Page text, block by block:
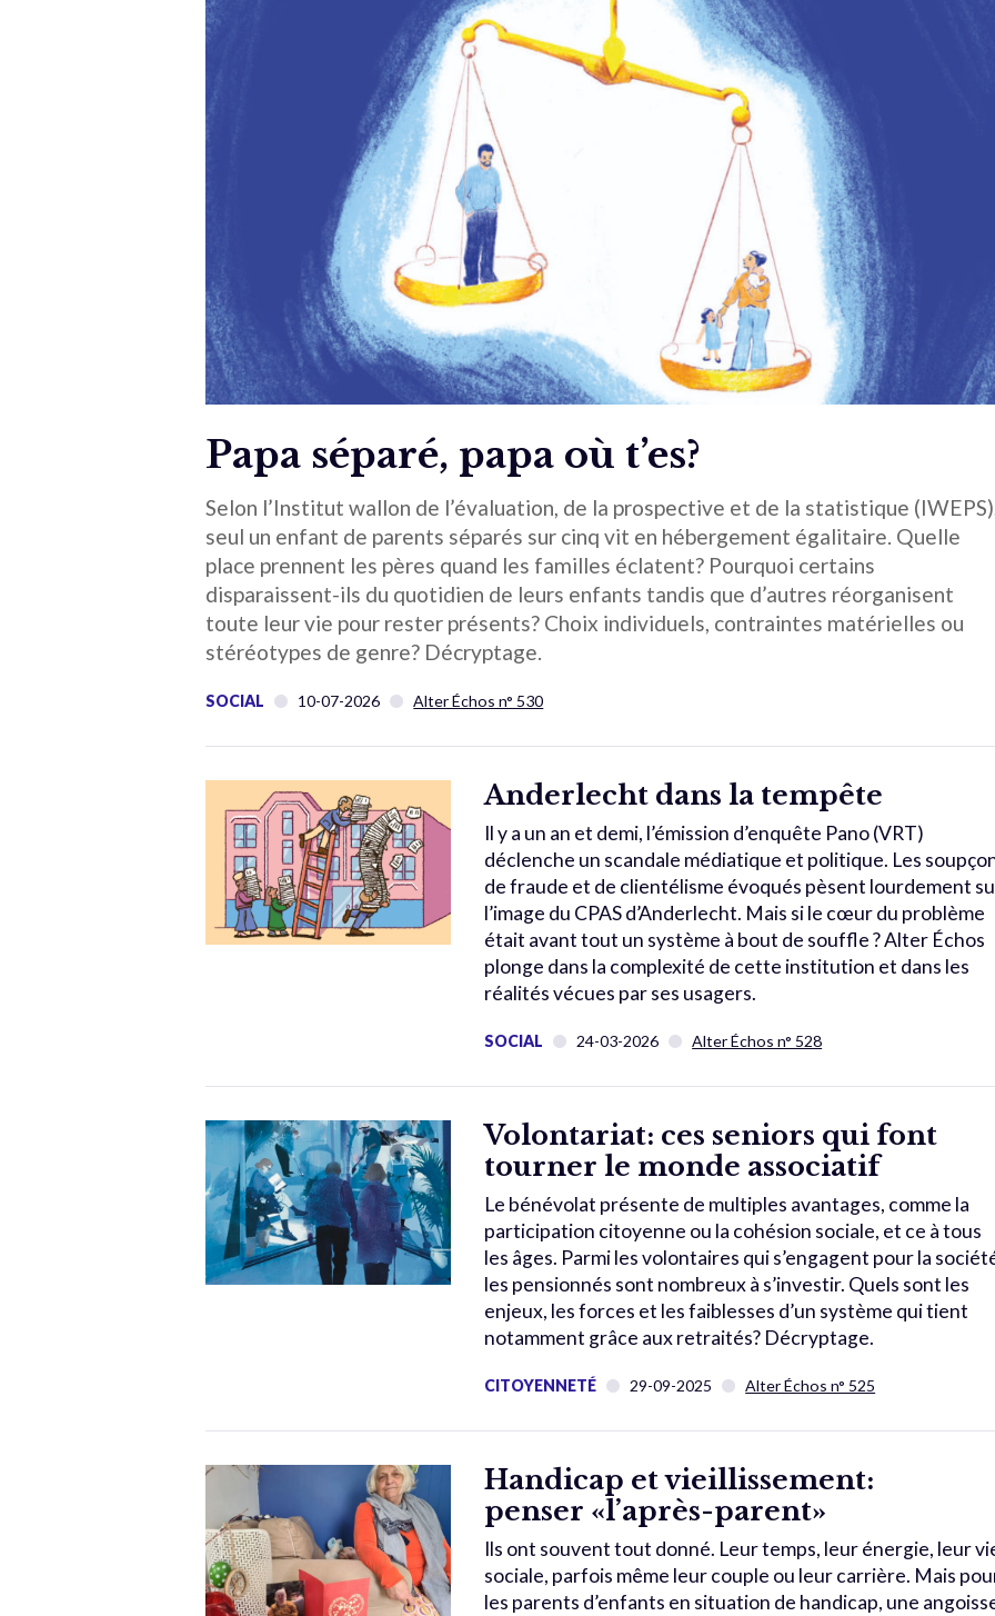
Papa séparé, papa où t’es?
Selon l’Institut wallon de l’évaluation, de la prospective et de la statistique
seul un enfant de parents séparés sur cinq vit en hébergement égalitaire. Quelle
place prennent les pères quand les familles éclatent? Pourquoi certains
disparaissent-ils du quotidien de leurs enfants tandis que d’autres réorganisent
toute leur vie pour rester présents? Choix individuels, contraintes matérielles ou
stéréotypes de genre? Décryptage.
SOCIAL 10-07-2026 Alter Échos n° 530
Anderlecht dans la tempête
Il y a un an et demi, l’émission d’enquête Pano (VRT)
déclenche un scandale médiatique et politique. Les
de fraude et de clientélisme évoqués pèsent lourdement
l’image du CPAS d’Anderlecht. Mais si le cœur du problème
était avant tout un système à bout de souffle ? Alter Échos
plonge dans la complexité de cette institution et dans les
réalités vécues par ses usagers.
SOCIAL 24-03-2026 Alter Échos n° 528
Volontariat: ces seniors qui font
tourner le monde associatif
Le bénévolat présente de multiples avantages, comme la
participation citoyenne ou la cohésion sociale, et ce à tous
les âges. Parmi les volontaires qui s’engagent pour la
les pensionnés sont nombreux à s’investir. Quels sont les
enjeux, les forces et les faiblesses d’un système qui tient
notamment grâce aux retraités? Décryptage.
CITOYENNETÉ 29-09-2025 Alter Échos n° 525
Handicap et vieillissement:
penser «l’après-parent»
Ils ont souvent tout donné. Leur temps, leur énergie, leur
sociale, parfois même leur couple ou leur carrière. Mais
les parents d’enfants en situation de handicap, une